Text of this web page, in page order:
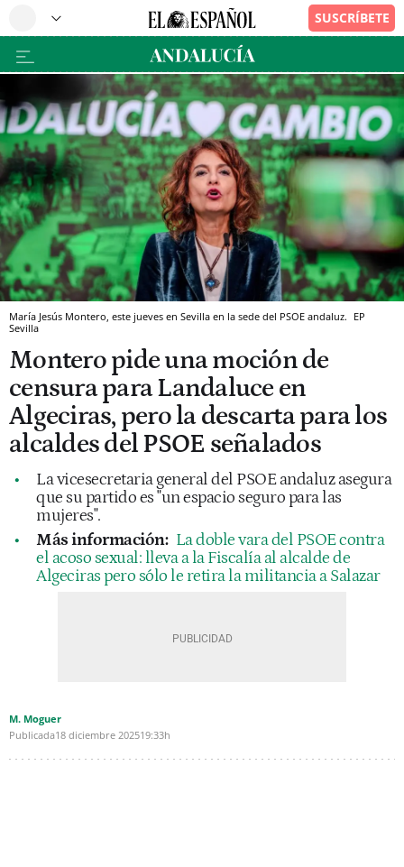
María Jesús Montero, este jueves en Sevilla en la sede del PSOE andaluz. EP
Sevilla
Montero pide una moción de
censura para Landaluce en
Algeciras, pero la descarta para los
alcaldes del PSOE señalados
La vicesecretaria general del PSOE andaluz asegura
que su partido es "un espacio seguro para las
mujeres".
Más información: La doble vara del PSOE contra
el acoso sexual: lleva a la Fiscalía al alcalde de
Algeciras pero sólo le retira la militancia a Salazar
M. Moguer
Publicada18 diciembre 202519:33h